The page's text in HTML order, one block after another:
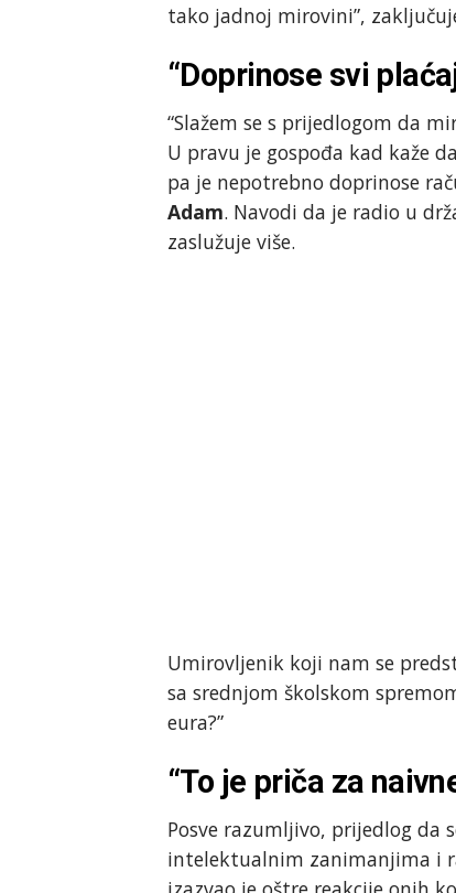
tako jadnoj mirovini”,
“Doprinose svi
“Slažem se s prijedlogom da
U pravu je gospođa kad kaže
pa je nepotrebno doprinose
Adam. Navodi da je radio u
zaslužuje više.
Umirovljenik koji nam se
sa srednjom školskom
eura?”
“To je priča za
Posve razumljivo, prijedlog da
intelektualnim zanimanjima i